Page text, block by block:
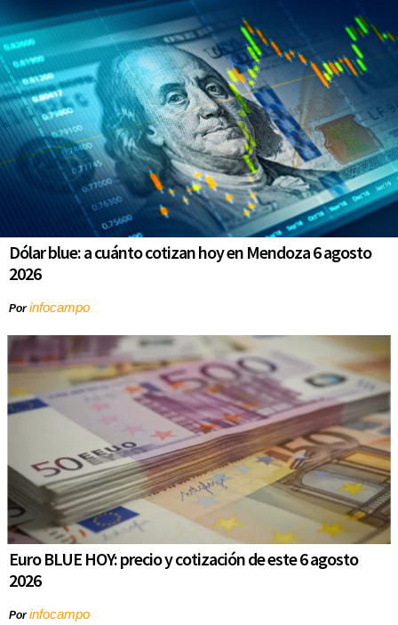
Dólar blue: a cuánto cotizan hoy en Mendoza 6 agosto
2026
Porinfocampo
Euro BLUE HOY: precio y cotización de este 6 agosto
2026
Porinfocampo